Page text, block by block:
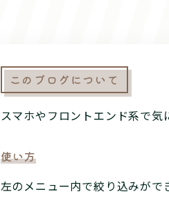
このブログについて
スマホやフロントエンド系で
使い方
左の メニュー内で絞り込みがで